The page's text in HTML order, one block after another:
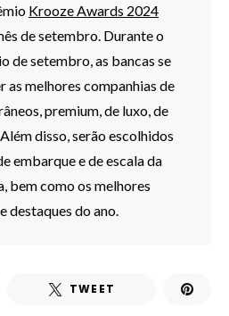
Krooze Awards 2024
de setembro. Durante o
de setembro, as bancas se
as melhores companhias de
premium, de luxo, de
disso, serão escolhidos
embarque e de escala da
bem como os melhores
destaques do ano.
TWEET